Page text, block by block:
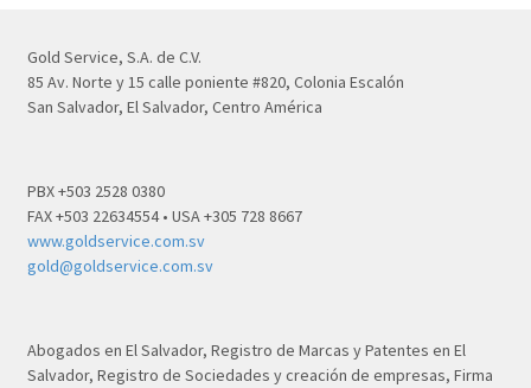
Gold Service, S.A. de C.V.
85 Av. Norte y 15 calle poniente #820, Colonia Escalón
San Salvador, El Salvador, Centro América
PBX +503 2528 0380
FAX +503 22634554 • USA +305 728 8667
www.goldservice.com.sv
gold@goldservice.com.sv
Abogados en El Salvador, Registro de Marcas y Patentes en El
Salvador, Registro de Sociedades y creación de empresas, Firma